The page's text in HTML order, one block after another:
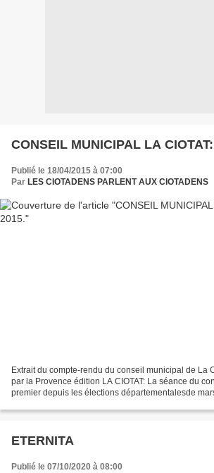
CONSEIL MUNICIPAL LA
Publié le 18/04/2015 à 07:00
Par LES CIOTADENS PARLENT AUX CIOTADENS
Extrait du compte-rendu du conseil municipal de La
par la Provence édition LA CIOTAT: La séance du
premier depuis les élections départementalesde
ETERNITA
Publié le 07/10/2020 à 08:00